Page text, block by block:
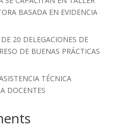
BASADA EN EVIDENCIA
20 DELEGACIONES DE
DE BUENAS PRÁCTICAS
TÉCNICA
DOCENTES